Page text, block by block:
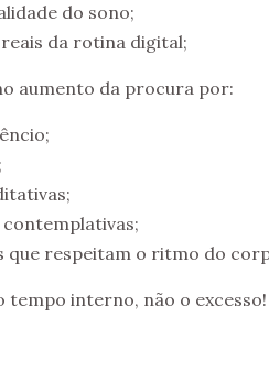
do sono;
da rotina digital;
aumento da procura por:
que respeitam o ritmo do
tempo interno, não o excesso!